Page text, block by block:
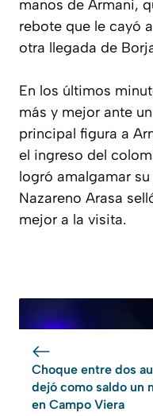
manos de Armani,
rebote que le cayó
otra llegada de
En los últimos
más y mejor ante
principal figura a
el ingreso del
logró amalgamar
Nazareno Arasa
mejor a la visita.
Choque entre dos
dejó como saldo un
en Campo Viera